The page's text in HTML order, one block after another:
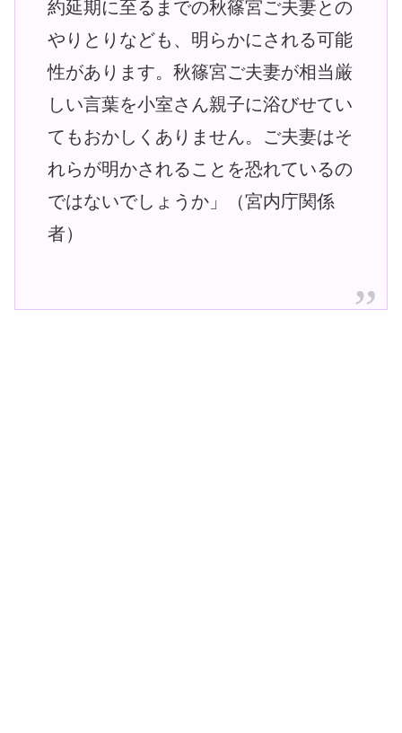
約延期に至るまでの秋篠宮ご夫妻との
やりとりなども、明らかにされる可能
性があります。秋篠宮ご夫妻が相当厳
しい言葉を小室さん親子に浴びせてい
てもおかしくありません。ご夫妻はそ
れらが明かされることを恐れているの
ではないでしょうか」（宮内庁関係
者）